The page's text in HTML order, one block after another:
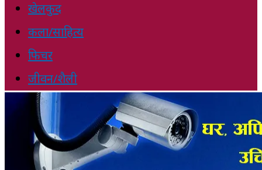
खेलकुद
कला/साहित्य
फिचर
जीवन/शैली